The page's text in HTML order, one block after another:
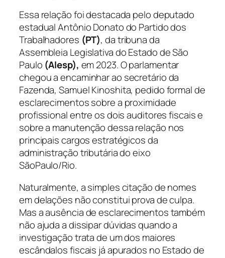
Essa relação foi destacada pelo deputado
estadual Antônio Donato do Partido dos
Trabalhadores (PT), da tribuna da
Assembleia Legislativa do Estado de São
Paulo (Alesp), em 2023. O parlamentar
chegou a encaminhar ao secretário da
Fazenda, Samuel Kinoshita, pedido formal de
esclarecimentos sobre a proximidade
profissional entre os dois auditores fiscais e
sobre a manutenção dessa relação nos
principais cargos estratégicos da
administração tributária do eixo
SãoPaulo/Rio.
Naturalmente, a simples citação de nomes
em delações não constitui prova de culpa.
Mas a ausência de esclarecimentos também
não ajuda a dissipar dúvidas quando a
investigação trata de um dos maiores
escândalos fiscais já apurados no Estado de